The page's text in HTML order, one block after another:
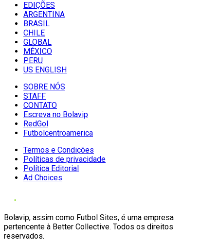
EDIÇÕES
ARGENTINA
BRASIL
CHILE
GLOBAL
MÉXICO
PERU
US ENGLISH
SOBRE NÓS
STAFF
CONTATO
Escreva no Bolavip
RedGol
Futbolcentroamerica
Termos e Condições
Políticas de privacidade
Política Editorial
Ad Choices
Bolavip, assim como Futbol Sites, é uma empresa
pertencente à Better Collective. Todos os direitos
reservados.